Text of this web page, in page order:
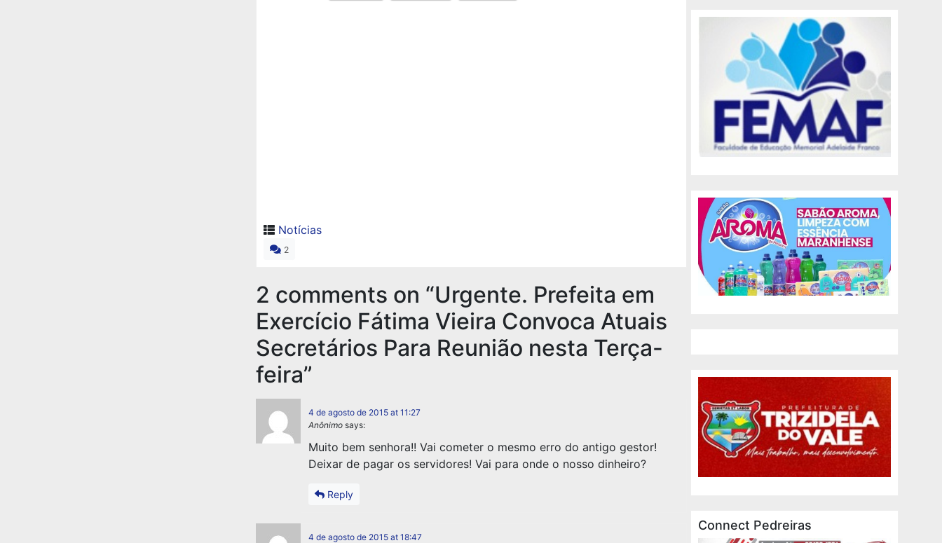
Notícias
2
2 comments on “Urgente. Prefeita em
Exercício Fátima Vieira Convoca Atuais
Secretários Para Reunião nesta Terça-
feira”
4 de agosto de 2015 at 11:27
Anônimo says:
Muito bem senhora!! Vai cometer o mesmo erro do antigo gestor!
Deixar de pagar os servidores! Vai para onde o nosso dinheiro?
Reply
4 de agosto de 2015 at 18:47
Connect Pedreiras